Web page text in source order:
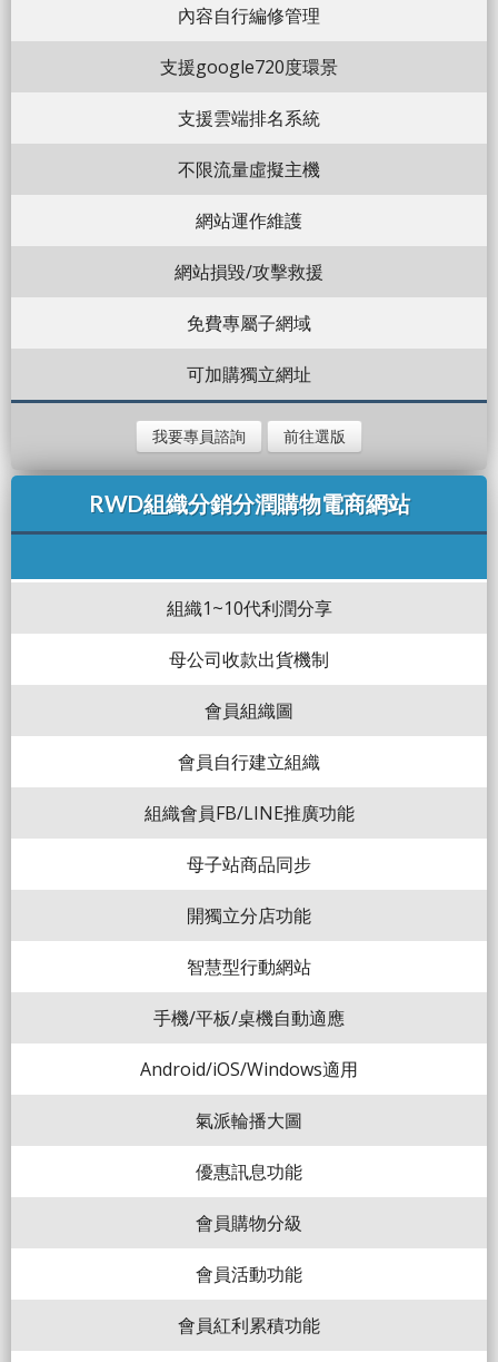
內容自行編修管理
支援google720度環景
支援雲端排名系統
不限流量虛擬主機
網站運作維護
網站損毀/攻擊救援
免費專屬子網域
可加購獨立網址
我要專員諮詢 前往選版
RWD組織分銷分潤購物電商網站
組織1~10代利潤分享
母公司收款出貨機制
會員組織圖
會員自行建立組織
組織會員FB/LINE推廣功能
母子站商品同步
開獨立分店功能
智慧型行動網站
手機/平板/桌機自動適應
Android/iOS/Windows適用
氣派輪播大圖
優惠訊息功能
會員購物分級
會員活動功能
會員紅利累積功能